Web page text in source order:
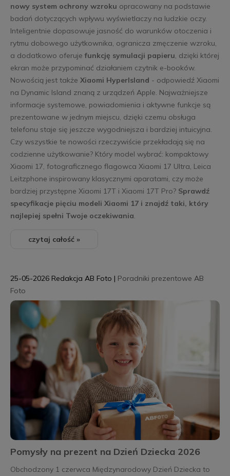
nowy system ochrony wzroku opracowany na podstawie
badań dotyczących wpływu wyświetlaczy na ludzkie oczy.
Inteligentnie dopasowuje jasność do warunków otoczenia i
rytmu dobowego użytkownika, ogranicza zmęczenie wzroku,
a dodatkowo oferujefunkcję symulacji papieru, dzięki której
ekran może przypominać działaniem czytnik e-booków.
Nowością jest także Xiaomi HyperIsland - odpowiedź Xiaomi
na Dynamic Island znaną z urządzeń Apple. Najważniejsze
informacje systemowe, powiadomienia i aktywne funkcje są
prezentowane w jednym miejscu, dzięki czemu obsługa
telefonu staje się jeszcze wygodniejsza i bardziej intuicyjna.
Czy wszystkie te nowości rzeczywiście przekładają się na
codzienne użytkowanie? Który model wybrać: kompaktowy
Xiaomi 17, fotograficznego flagowca Xiaomi 17 Ultra, Leica
Leitzphone inspirowany klasycznymi aparatami, czy może
bardziej przystępne Xiaomi 17T i Xiaomi 17T Pro?Sprawdź
specyfikacje pięciu modeli Xiaomi 17 i znajdź taki, który
najlepiej spełni Twoje oczekiwania.
czytaj całość »
Pomysły na prezent na Dzień Dziecka 2026
25-05-2026 Redakcja AB Foto | Poradniki prezentowe AB
Foto
Obchodzony 1 czerwca Międzynarodowy Dzień Dziecka to